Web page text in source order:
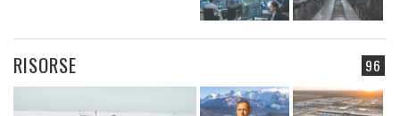
96
RISORSE